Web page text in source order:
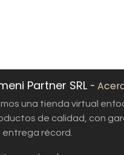
Partner SRL -
una tienda virtual
de calidad, con
entrega récord.